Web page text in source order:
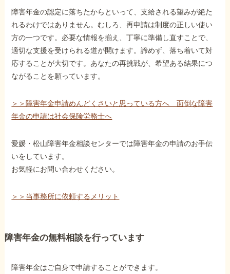
障害年金の認定に落ちたからといって、支給される望みが絶た
れるわけではありません。むしろ、再申請は制度の正しい使い
方の一つです。必要な情報を揃え、丁寧に準備し直すことで、
適切な支援を受けられる道が開けます。諦めず、落ち着いて対
応することが大切です。あなたの再挑戦が、希望ある結果につ
ながることを願っています。
＞＞障害年金申請めんどくさいと思っている方へ 面倒な障害
年金の申請は社会保険労務士へ
愛媛・松山障害年金相談センターでは障害年金の申請のお手伝
いをしています。
お気軽にお問い合わせください。
＞＞当事務所に依頼するメリット
障害年金の無料相談を行っています
障害年金はご自身で申請することができます。